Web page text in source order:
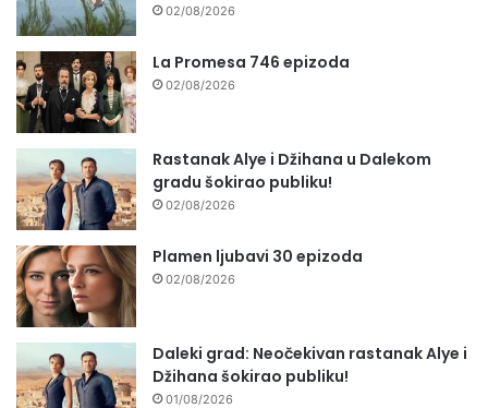
02/08/2026
La Promesa 746 epizoda
02/08/2026
Rastanak Alye i Džihana u Dalekom
gradu šokirao publiku!
02/08/2026
Plamen ljubavi 30 epizoda
02/08/2026
Daleki grad: Neočekivan rastanak Alye i
Džihana šokirao publiku!
01/08/2026